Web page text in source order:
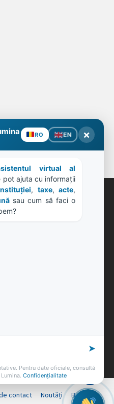
contact Noutăți B-AWARE
RO EN ×
virtual al
pot ajuta cu informații
, taxe, acte
➤
Pentru date oficiale, consultă
Confidențialitate